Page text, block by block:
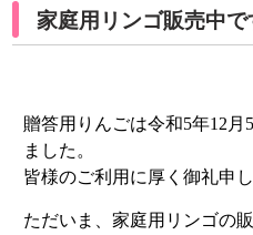
家庭用リンゴ販売中で
贈答用りんごは令和5年12月
ました。
皆様のご利用に厚く御礼申し
ただいま、家庭用リンゴの販